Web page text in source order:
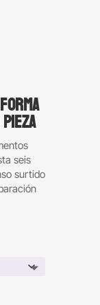
seis
surtido